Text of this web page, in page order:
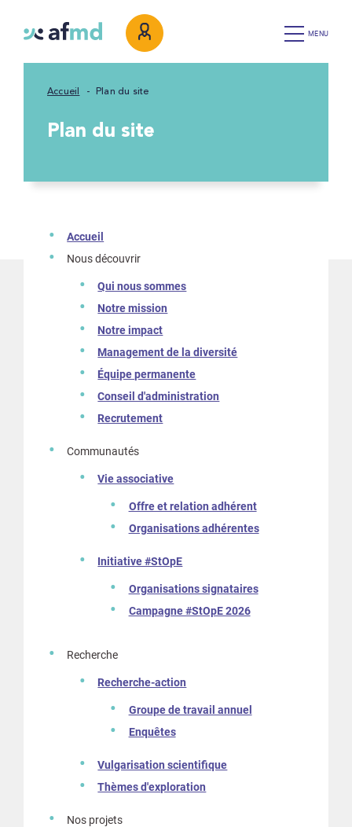
MENU
Accueil Plan du site
Plan du site
Accueil
Nous découvrir
Qui nous sommes
Notre mission
Notre impact
Management de la diversité
Équipe permanente
Conseil d'administration
Recrutement
Communautés
Vie associative
Offre et relation adhérent
Organisations adhérentes
Initiative #StOpE
Organisations signataires
Campagne #StOpE 2026
Recherche
Recherche-action
Groupe de travail annuel
Enquêtes
Vulgarisation scientifique
Thèmes d'exploration
Nos projets